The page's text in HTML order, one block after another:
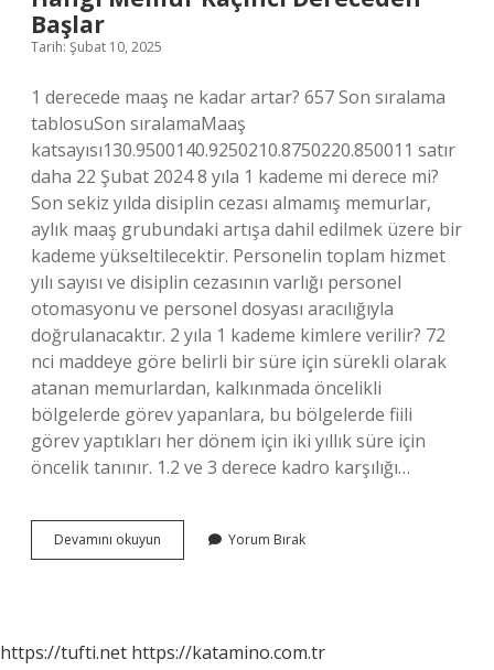
Başlar
Tarih: Şubat 10, 2025
1 derecede maaş ne kadar artar? 657 Son sıralama
tablosuSon sıralamaMaaş
katsayısı130.9500140.9250210.8750220.850011 satır
daha 22 Şubat 2024 8 yıla 1 kademe mi derece mi?
Son sekiz yılda disiplin cezası almamış memurlar,
aylık maaş grubundaki artışa dahil edilmek üzere bir
kademe yükseltilecektir. Personelin toplam hizmet
yılı sayısı ve disiplin cezasının varlığı personel
otomasyonu ve personel dosyası aracılığıyla
doğrulanacaktır. 2 yıla 1 kademe kimlere verilir? 72
nci maddeye göre belirli bir süre için sürekli olarak
atanan memurlardan, kalkınmada öncelikli
bölgelerde görev yapanlara, bu bölgelerde fiili
görev yaptıkları her dönem için iki yıllık süre için
öncelik tanınır. 1.2 ve 3 derece kadro karşılığı…
Devamını okuyun
Memur
Yorum Bırak
https://tufti.net https://katamino.com.tr